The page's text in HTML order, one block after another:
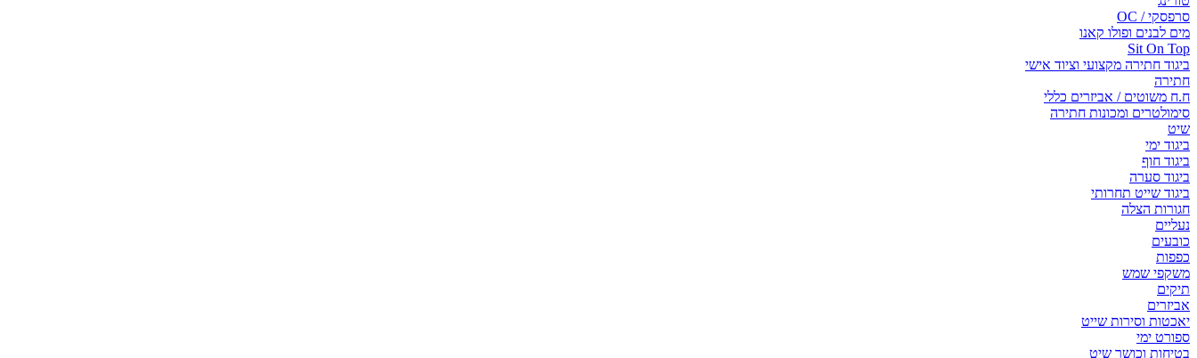
סרפסקי / OC
מים לבנים ופולו קאנו
Sit On Top
ביגוד חתירה מקצועי וציוד אישי
חתירה
ח.ח משוטים / אביזרים כללי
סימולטרים ומכונות חתירה
שיט
ביגוד ימי
ביגוד חוף
ביגוד סערה
ביגוד שייט תחרותי
חגורות הצלה
נעליים
כובעים
כפפות
משקפי שמש
תיקים
אביזרים
יאכטות וסירות שייט
ספורט ימי
בטיחות וכושר שיט